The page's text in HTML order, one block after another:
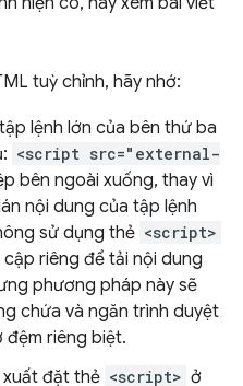
tuỳ chỉnh, hãy nhớ:
lệnh lớn của bên thứ ba
<script src="external-
bên ngoài xuống, thay vì
nội dung của tập lệnh
sử dụng thẻ <script>
riêng để tải nội dung
phương pháp này sẽ
chứa và ngăn trình duyệt
đệm riêng biệt.
xuất đặt thẻ <script> ở